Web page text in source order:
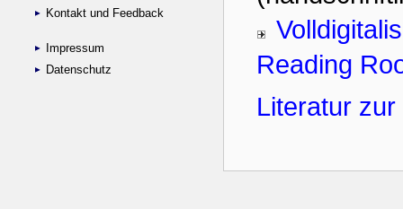
Kontakt und Feedback
Impressum
Datenschutz